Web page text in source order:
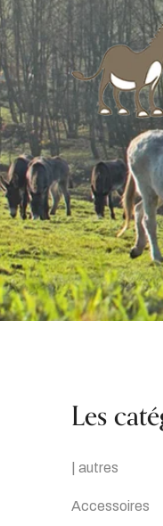
Les
| autres
Accessoires